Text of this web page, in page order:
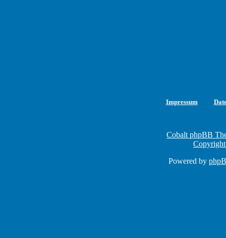
Impressum
Cobalt phpBB
Powered by